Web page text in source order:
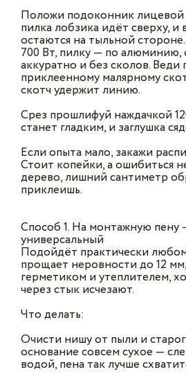
Положи подоконник лицевой
пилка лобзика идёт сверху, и
остаются на тыльной
700 Вт, пилку — по алюминию,
аккуратно и без сколов.
приклеенному малярному
скотч удержит линию.
Срез прошлифуй наждачкой
станет гладким, и заглушка
Если опыта мало, закажи
Стоит копейки, а ошибиться
дерево, лишний сантиметр
приклеишь.
Способ 1. На монтажную пену
универсальный
Подойдёт практически
прощает неровности до 12
герметиком и утеплителем,
через стык исчезают.
Что делать:
Очисти нишу от пыли и
основание совсем сухое —
водой, пена так лучше